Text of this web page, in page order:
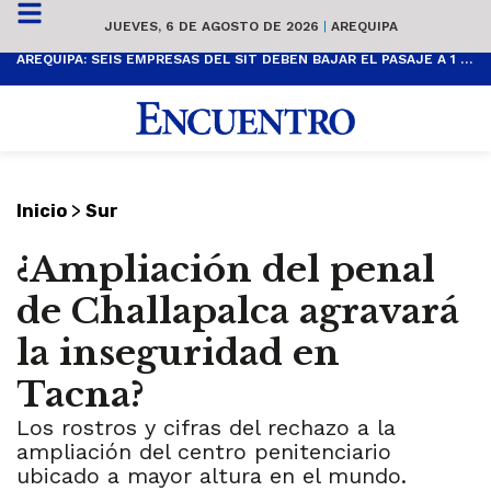
JUEVES, 6 DE AGOSTO DE 2026 | AREQUIPA
AREQUIPA: SEIS EMPRESAS DEL SIT DEBEN BAJAR EL PASAJE A 1 SOL
Inicio > Sur
¿Ampliación del penal
de Challapalca agravará
la inseguridad en
Tacna?
Los rostros y cifras del rechazo a la
ampliación del centro penitenciario
ubicado a mayor altura en el mundo.